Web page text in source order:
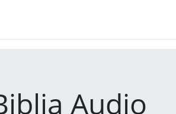
Audio